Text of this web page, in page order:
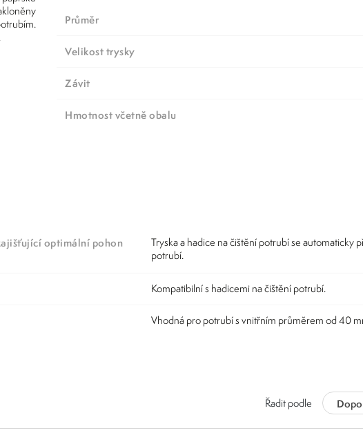
Průměr
Velikost trysky
Závit
Hmotnost včetně obalu
optimální pohon
Tryska a hadice na čištění potrubí se automaticky
potrubí.
Kompatibilní s hadicemi na čištění potrubí.
Vhodná pro potrubí s vnitřním průměrem od 40
Řadit podle